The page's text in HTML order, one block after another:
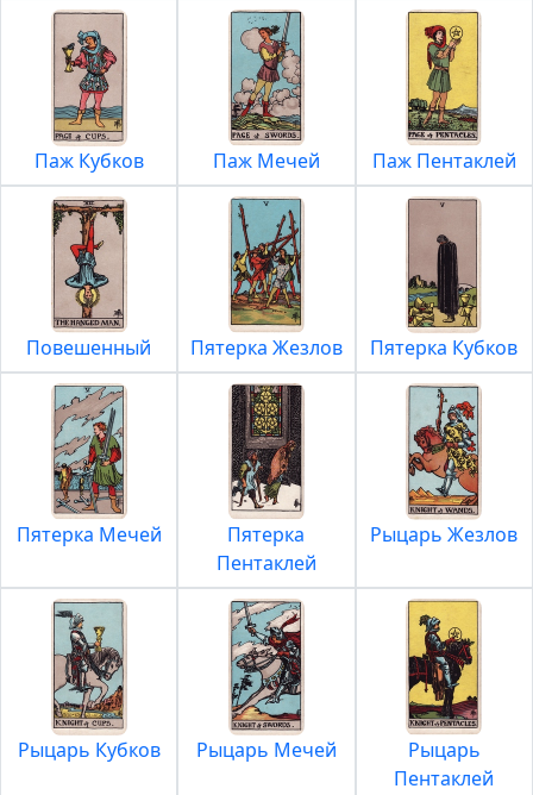
Паж Кубков Паж Мечей Паж Пентаклей
Повешенный Пятерка Жезлов Пятерка Кубков
Пятерка Мечей
Пятерка
Пентаклей
Рыцарь Жезлов
Рыцарь Кубков Рыцарь Мечей
Рыцарь
Пентаклей